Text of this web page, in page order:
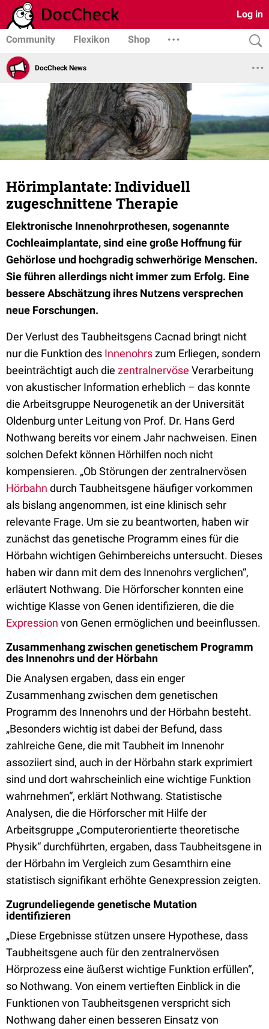
Log in
Community Flexikon Shop
DocCheck News
Hörimplantate: Individuell
zugeschnittene Therapie
Elektronische Innenohrprothesen, sogenannte
Cochleaimplantate, sind eine große Hoffnung für
Gehörlose und hochgradig schwerhörige Menschen.
Sie führen allerdings nicht immer zum Erfolg. Eine
bessere Abschätzung ihres Nutzens versprechen
neue Forschungen.
Der Verlust des Taubheitsgens Cacnad bringt nicht
nur die Funktion des Innenohrszum Erliegen, sondern
beeinträchtigt auch die zentralnervöse Verarbeitung
von akustischer Information erheblich – das konnte
die Arbeitsgruppe Neurogenetik an der Universität
Oldenburg unter Leitung von Prof. Dr. Hans Gerd
Nothwang bereits vor einem Jahr nachweisen. Einen
solchen Defekt können Hörhilfen noch nicht
kompensieren. „Ob Störungen der zentralnervösen
Hörbahn durch Taubheitsgene häufiger vorkommen
als bislang angenommen, ist eine klinisch sehr
relevante Frage. Um sie zu beantworten, haben wir
zunächst das genetische Programm eines für die
Hörbahn wichtigen Gehirnbereichs untersucht. Dieses
haben wir dann mit dem des Innenohrs verglichen“,
erläutert Nothwang. Die Hörforscher konnten eine
wichtige Klasse von Genen identifizieren, die die
Expression von Genen ermöglichen und beeinflussen.
Zusammenhang zwischen genetischem Programm
des Innenohrs und der Hörbahn
Die Analysen ergaben, dass ein enger
Zusammenhang zwischen dem genetischen
Programm des Innenohrs und der Hörbahn besteht.
„Besonders wichtig ist dabei der Befund, dass
zahlreiche Gene, die mit Taubheit im Innenohr
assoziiert sind, auch in der Hörbahn stark exprimiert
sind und dort wahrscheinlich eine wichtige Funktion
wahrnehmen“, erklärt Nothwang. Statistische
Analysen, die die Hörforscher mit Hilfe der
Arbeitsgruppe „Computerorientierte theoretische
Physik“ durchführten, ergaben, dass Taubheitsgene in
der Hörbahn im Vergleich zum Gesamthirn eine
statistisch signifikant erhöhte Genexpression zeigten.
Zugrundeliegende genetische Mutation
identifizieren
„Diese Ergebnisse stützen unsere Hypothese, dass
Taubheitsgene auch für den zentralnervösen
Hörprozess eine äußerst wichtige Funktion erfüllen“,
so Nothwang. Von einem vertieften Einblick in die
Funktionen von Taubheitsgenen verspricht sich
Nothwang daher einen besseren Einsatz von